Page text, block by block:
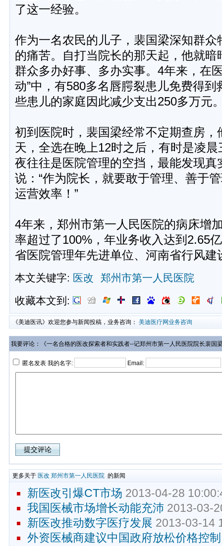
了这一经验。
作为一名农民的儿子，裴国梁深知群
的痛苦。自打当院长的那天起，他就
群众多办好事、多办实事。4年来，在
动”中，有580多名唇腭裂患儿免费得
些患儿的家庭因此减少支出250多万元
初到医院时，裴国梁经常不定期查房，
天，全选在晚上12时之后，有时是凌
夜往往是医院管理的空挡，最能发现真
说：“作为院长，就要敢于管理、善于
运营效率！”
4年来，郑州市第一人民医院的病床增
率超过了100%，年业务收入达到2.65
省医院管理年先进单位、河南省行风建
本文关键字: 医改
郑州市第一人民医院
收藏本文到:
《美迪医讯》欢迎您参与新闻投稿，业务咨询： 美迪医疗网业务咨询
我要评论：《一名合格的医改探索者和实践者--记郑州市第一人民医院院长裴国
匿名发表 我的名字: Email:
更多关于 医改 郑州市第一人民医院 的新闻
新医改引爆CT市场 2013-04-28
我国医械市场增长动能充沛 2013-03-
新医改推动数字医疗发展 2013-03-14
外资医械商建议中国政府放松价格控制